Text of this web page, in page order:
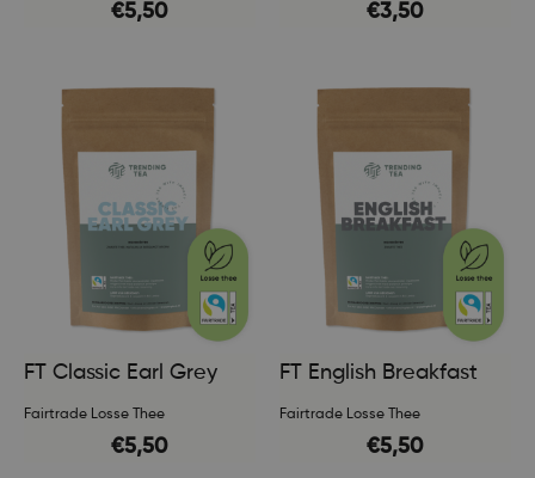
€5,50 €3,50
FT Classic Earl Grey
Fairtrade Losse Thee
€5,50
FT English Breakfast
Fairtrade Losse Thee
€5,50